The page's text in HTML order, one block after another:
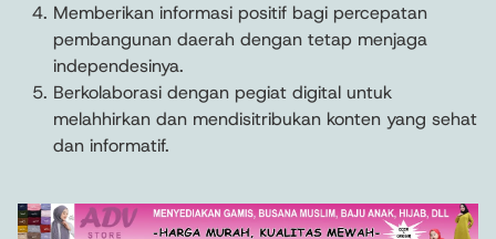
Memberikan informasi positif bagi percepatan
pembangunan daerah dengan tetap menjaga
independesinya.
Berkolaborasi dengan pegiat digital untuk
melahhirkan dan mendisitribukan konten yang sehat
dan informatif.